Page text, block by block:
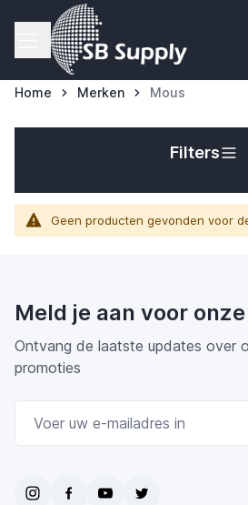
Ga naar de inhoud
Home Merken Mous
Filters
Geen producten gevonden voor
Meld je aan voor
Ontvang de laatste updates over
promoties